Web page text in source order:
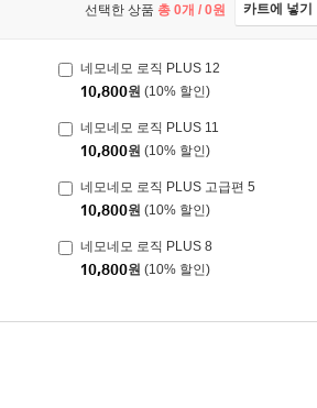
선택한 상품 총 0개 / 0원 카트에 넣기
네모네모 로직 PLUS 12
10,800원 (10% 할인)
네모네모 로직 PLUS 11
10,800원 (10% 할인)
네모네모 로직 PLUS 고급편 5
10,800원 (10% 할인)
네모네모 로직 PLUS 8
10,800원 (10% 할인)